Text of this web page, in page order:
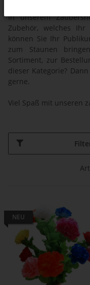
In unserem
Zubehör, welches
können Sie Ihr
zum Staunen
Sortiment, zur
dieser Kategorie?
gerne.
Viel Spaß mit unseren
NEU